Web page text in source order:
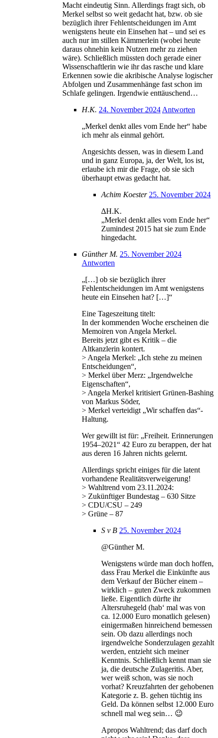
Macht eindeutig Sinn. Allerdings fragt sich, ob
Merkel selbst so weit gedacht hat, bzw. ob sie
bezüglich ihrer Fehlentscheidungen im Amt
wenigstens heute ein Einsehen hat – und sei es
auch nur im stillen Kämmerlein (wobei heute
daraus ohnehin kein Nutzen mehr zu ziehen
wäre). Schließlich müssten doch gerade einer
Wissenschaftlerin wie ihr das rasche und klare
Erkennen sowie die akribische Analyse logischer
Abfolgen und Zusammenhänge fast schon im
Schlafe gelingen. Irgendwie enttäuschend…
H.K. 24. November 2024 Antworten
„Merkel denkt alles vom Ende her“ habe
ich mehr als einmal gehört.
Angesichts dessen, was in diesem Land
und in ganz Europa, ja, der Welt, los ist,
erlaube ich mir die Frage, ob sie sich
überhaupt etwas gedacht hat.
Achim Koester 25. November 2024
∆H.K.
„Merkel denkt alles vom Ende her“
Zumindest 2015 hat sie zum Ende
hingedacht.
Günther M. 25. November 2024
Antworten
„[…] ob sie bezüglich ihrer
Fehlentscheidungen im Amt wenigstens
heute ein Einsehen hat? […]“
Eine Tageszeitung titelt:
In der kommenden Woche erscheinen die
Memoiren von Angela Merkel.
Bereits jetzt gibt es Kritik – die
Altkanzlerin kontert.
> Angela Merkel: „Ich stehe zu meinen
Entscheidungen“,
> Merkel über Merz: „Irgendwelche
Eigenschaften“,
> Angela Merkel kritisiert Grünen-Bashing
von Markus Söder,
> Merkel verteidigt „Wir schaffen das“-
Haltung.
Wer gewillt ist für: „Freiheit. Erinnerungen
1954–2021“ 42 Euro zu berappen, der hat
aus deren 16 Jahren nichts gelernt.
Allerdings spricht einiges für die latent
vorhandene Realitätsverweigerung!
> Wahltrend vom 23.11.2024:
> Zukünftiger Bundestag – 630 Sitze
> CDU/CSU – 249
> Grüne – 87
S v B 25. November 2024
@Günther M.
Wenigstens würde man doch hoffen,
dass Frau Merkel die Einkünfte aus
dem Verkauf der Bücher einem –
wirklich – guten Zweck zukommen
ließe. Eigentlich dürfte ihr
Altersruhegeld (hab‘ mal was von
ca. 12.000 Euro monatlich gelesen)
einigermaßen hinreichend bemessen
sein. Ob dazu allerdings noch
irgendwelche Sonderzulagen gezahlt
werden, entzieht sich meiner
Kenntnis. Schließlich kennt man sie
ja, die deutsche Zulageritis. Aber,
wer weiß schon, was sie noch
vorhat? Kreuzfahrten der gehobenen
Kategorie z. B. gehen tüchtig ins
Geld. Da können selbst 12.000 Euro
schnell mal weg sein… 😉
Apropos Wahltrend; das darf doch